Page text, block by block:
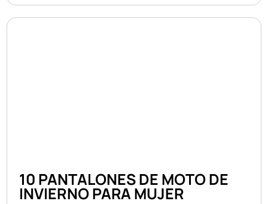
10 PANTALONES DE MOTO DE
INVIERNO PARA MUJER